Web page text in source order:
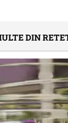
DIN